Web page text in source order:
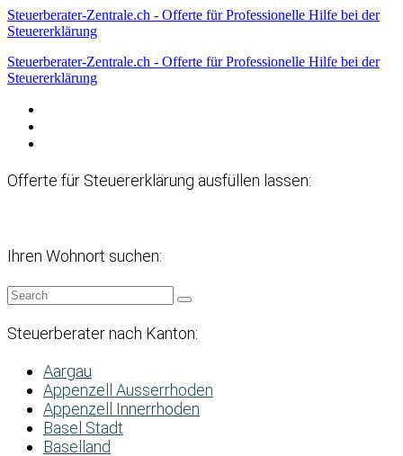
Steuerberater-Zentrale.ch - Offerte für Professionelle Hilfe bei der
Steuererklärung
Steuerberater-Zentrale.ch - Offerte für Professionelle Hilfe bei der
Steuererklärung
Offerte für Steuererklärung ausfüllen lassen:
Ihren Wohnort suchen:
Steuerberater nach Kanton:
Aargau
Appenzell Ausserrhoden
Appenzell Innerrhoden
Basel Stadt
Baselland